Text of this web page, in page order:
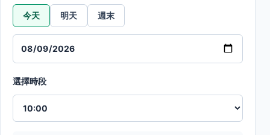
今天 明天 週末
選擇時段